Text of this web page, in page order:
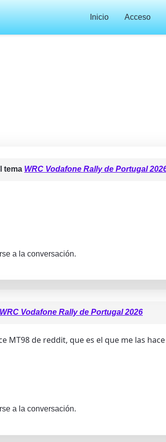
Inicio Acceso
tema WRC Vodafone Rally de Portugal
a la conversación.
WRC Vodafone Rally de Portugal 2026
MT98 de reddit, que es el que me las
a la conversación.